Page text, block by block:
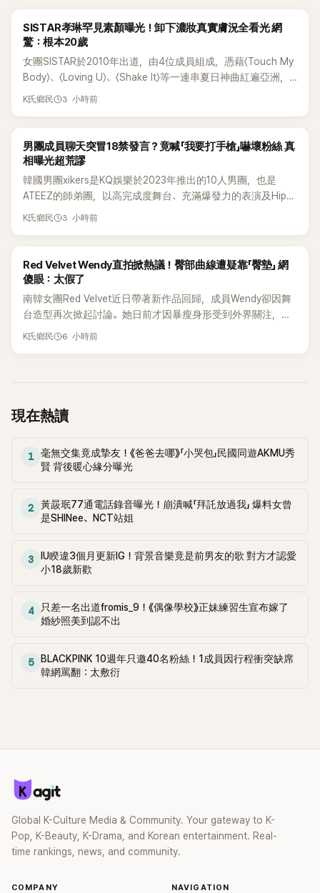
K-POP
SISTAR孝琳罕見素顏曝光！卸下濃妝真實膚況全看光 網
驚：根本20歲
女團SISTAR於2010年出道，由4位成員組成，憑藉〈Touch My
Body〉、〈Loving U〉、〈Shake It〉等一連串夏日神曲紅遍亞洲，
獲封「夏日女王」。不過，團體在出道滿7年後宣布解散，成員各
不僅展現兩人多年不變的好交情，她幾乎素顏入鏡的真實模
樣，也意外掀起網友熱議。
K氏鄉民 3 小時前
K-POP
男團成員聊天突冒18禁發言？竟喊「我要打手槍」嚇壞粉絲 真
相曝光超荒謬
韓國男團xikers是KQ娛樂於2023年推出的10人男團，也是
ATEEZ的師弟團，以高完成度舞台、充滿爆發力的表演及Hip-
Hop風格聞名，出道後迅速累積大批海內外粉絲，近年也陸續
K氏鄉民 3 小時前
K-POP
Red Velvet Wendy直拍掀熱議！臀部曲線遭疑靠「臀墊」 網
傻眼：太假了
南韓女團Red Velvet近日帶著新作品回歸，成員Wendy卻因舞
台造型再次掀起討論。她日前才因暴瘦身形受到外界關注，又
被質疑在舞台上使用臀墊，如今最新打歌舞台曝光後，再度因
K氏鄉民 6 小時前
現在熱讀
1
毫無交集竟成摯友！《爸爸去哪》「小哭包」民國同遊AKMU秀
賢 背後暖心緣分曝光
2
黃晸珉77通電話錄音曝光！崩潰喊「拜託放過我」 爆料女曾
是SHINee、NCT站姐
3
IU睽違3個月更新IG！背景音樂竟是前男友的歌 對方才認愛
小18歲新歡
4
只差一名出道fromis_9！《偶像學校》正妹練習生宣布嫁了
婚紗照美到認不出
5
BLACKPINK 10週年只邀40名粉絲！1成員因行程衝突缺席
韓網罵翻：太敷衍
Global K-Culture Media & Community. Your gateway to K-
Pop, K-Beauty, K-Drama, and Korean entertainment. Real-
time rankings, news, and community.
COMPANY NAVIGATION